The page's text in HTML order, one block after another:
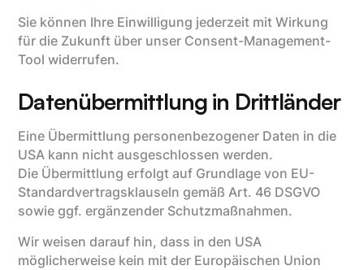
Sie können Ihre Einwilligung jederzeit mit Wirkung
für die Zukunft über unser Consent-Management-
Tool widerrufen.
Datenübermittlung in Drittländer
Eine Übermittlung personenbezogener Daten in die
USA kann nicht ausgeschlossen werden.
Die Übermittlung erfolgt auf Grundlage von EU-
Standardvertragsklauseln gemäß Art. 46 DSGVO
sowie ggf. ergänzender Schutzmaßnahmen.
Wir weisen darauf hin, dass in den USA
möglicherweise kein mit der Europäischen Union